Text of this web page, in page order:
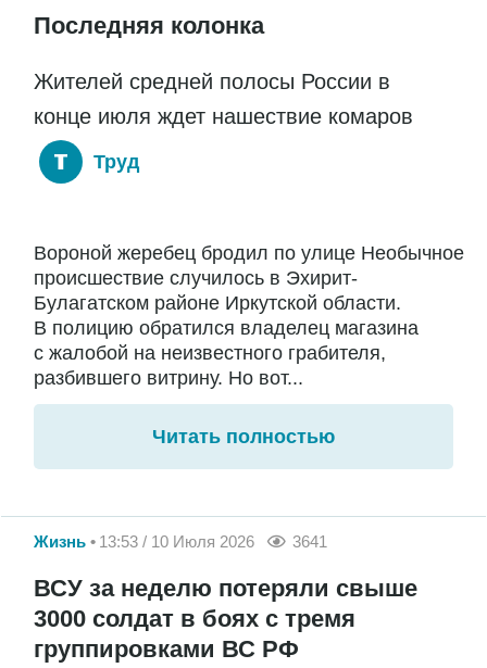
Последняя колонка
Жителей средней полосы России в
конце июля ждет нашествие комаров
Труд
Вороной жеребец бродил по улице Необычное
происшествие случилось в Эхирит-
Булагатском районе Иркутской области.
В полицию обратился владелец магазина
с жалобой на неизвестного грабителя,
разбившего витрину. Но вот...
Читать полностью
Жизнь 13:53 / 10 Июля 2026 3641
ВСУ за неделю потеряли свыше
3000 солдат в боях с тремя
группировками ВС РФ